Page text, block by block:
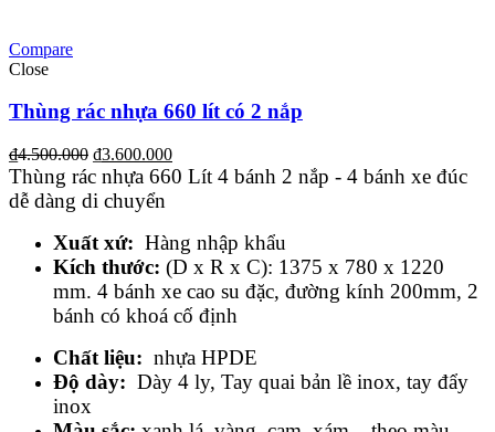
Compare
Close
Thùng rác nhựa 660 lít có 2 nắp
₫4.500.000 ₫3.600.000
Thùng rác nhựa 660 Lít 4 bánh 2 nắp - 4 bánh xe đúc
dễ dàng di chuyển
Xuất xứ: Hàng nhập khẩu
Kích thước: (D x R x C): 1375 x 780 x 1220
mm. 4 bánh xe cao su đặc, đường kính 200mm, 2
bánh có khoá cố định
Chất liệu: nhựa HPDE
Độ dày: Dày 4 ly, Tay quai bản lề inox, tay đẩy
inox